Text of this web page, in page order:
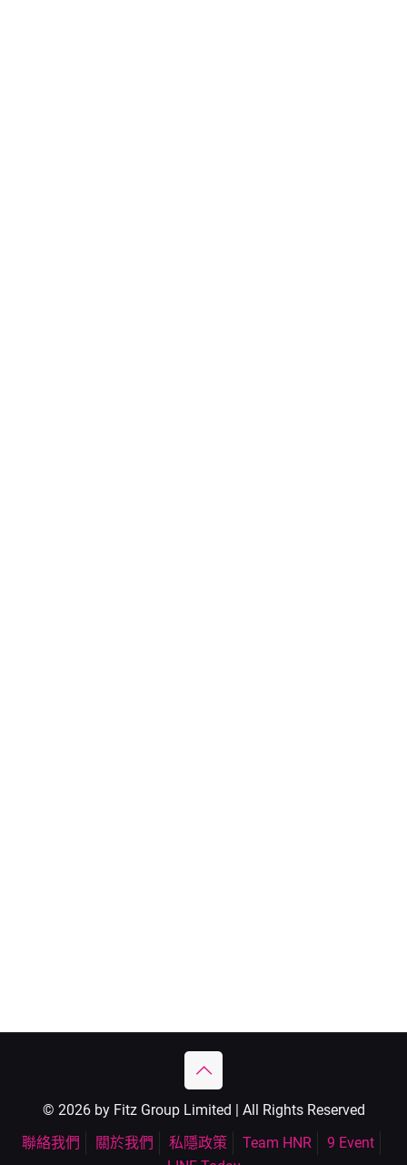
© 2026 by Fitz Group Limited | All Rights Reserved
聯絡我們
關於我們 私隱政策 Team HNR
9 Event